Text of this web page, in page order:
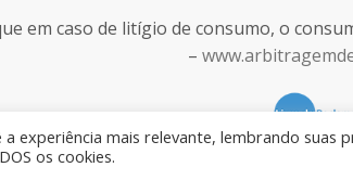
experiência mais relevante, lembrando suas
os cookies.
em caso de litígio de consumo, o
–